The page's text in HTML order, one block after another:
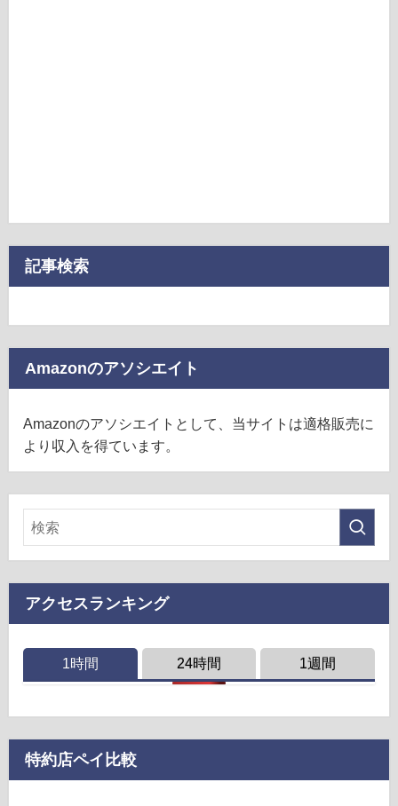
記事検索
Amazonのアソシエイト
Amazonのアソシエイトとして、当サイトは適格販売に
より収入を得ています。
アクセスランキング
1時間 24時間 1週間
特約店ペイ比較